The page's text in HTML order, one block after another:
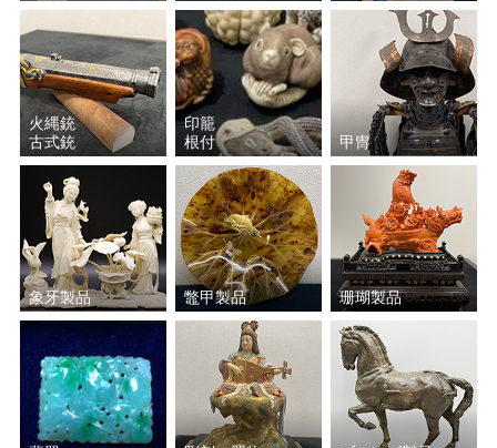
火縄銃
古式銃
印籠
根付
甲冑
象牙製品 鼈甲製品 珊瑚製品